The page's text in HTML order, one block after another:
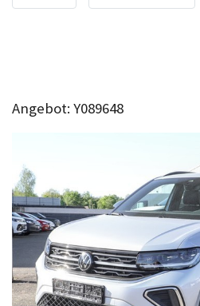
Angebot: Y089648